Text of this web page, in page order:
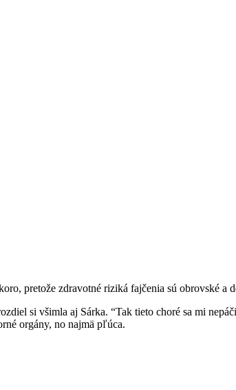
pretože zdravotné riziká fajčenia sú obrovské a
si všimla aj Sárka. “Tak tieto choré sa mi
orgány, no najmä pľúca.